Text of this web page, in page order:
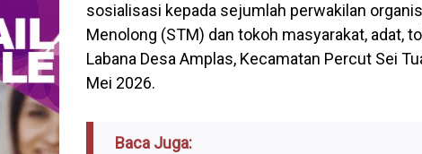
sosialisasi kepada sejumlah perwakilan
Menolong (STM) dan tokoh masyarakat, adat,
Labana Desa Amplas, Kecamatan Percut Sei
Mei 2026.
Baca Juga: